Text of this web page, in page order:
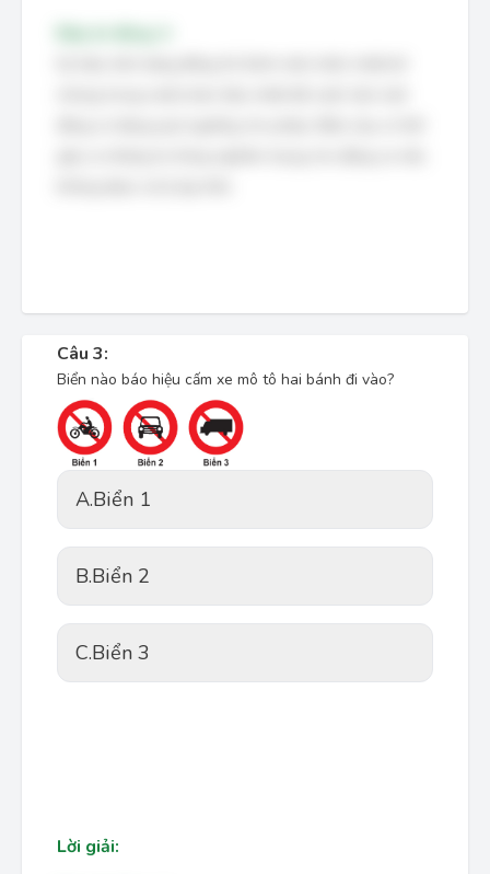
Câu 3:
Biển nào báo hiệu cấm xe mô tô hai bánh đi vào?
A.Biển 1
B.Biển 2
C.Biển 3
Lời giải: